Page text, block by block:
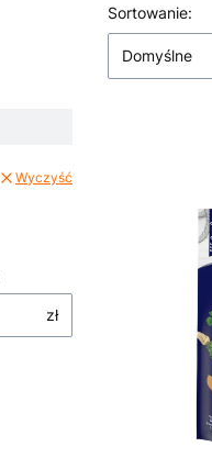
Wyczyść
zł
Lista
Sortowanie:
Domyślne